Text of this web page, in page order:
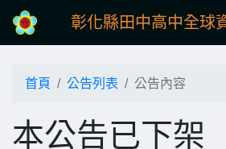
彰化縣田中高中全球
首頁 公告列表 公告內容
本公告已下架